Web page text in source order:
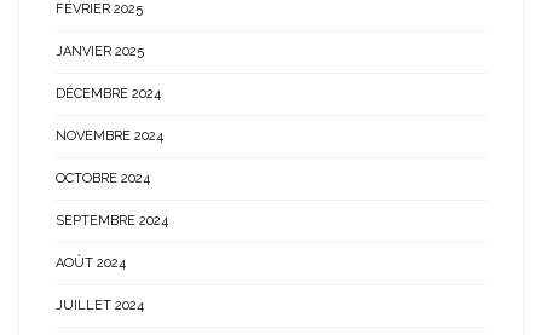
FÉVRIER 2025
JANVIER 2025
DÉCEMBRE 2024
NOVEMBRE 2024
OCTOBRE 2024
SEPTEMBRE 2024
AOÛT 2024
JUILLET 2024